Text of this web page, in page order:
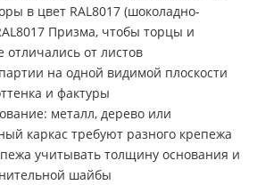
в цвет RAL8017 (шоколадно-
Призма, чтобы торцы и
от листов
на одной видимой плоскости
и фактуры
металл, дерево или
каркас требуют разного крепежа
учитывать толщину основания и
шайбы